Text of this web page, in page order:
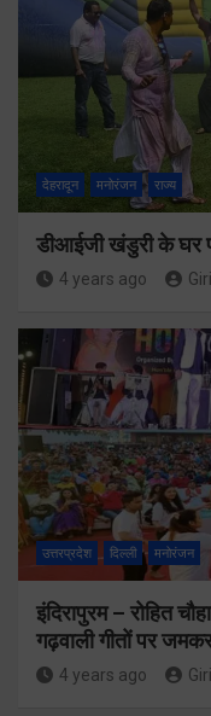
देहरादून मनोरंजन राज्य
डीआईजी खंडुरी के घर
4 years ago
उत्तरप्रदेश दिल्ली मनोरंजन
इंदिरापुरम – रोहित
गढ़वाली गीतों पर
4 years ago